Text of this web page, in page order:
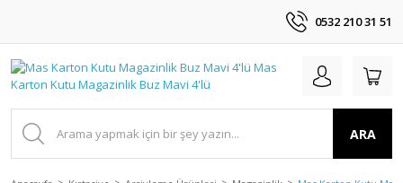
0532 210 31 51
ARA